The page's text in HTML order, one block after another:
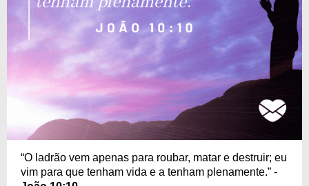
“O ladrão vem apenas para roubar, matar e destruir; eu
vim para que tenham vida e a tenham plenamente.” -